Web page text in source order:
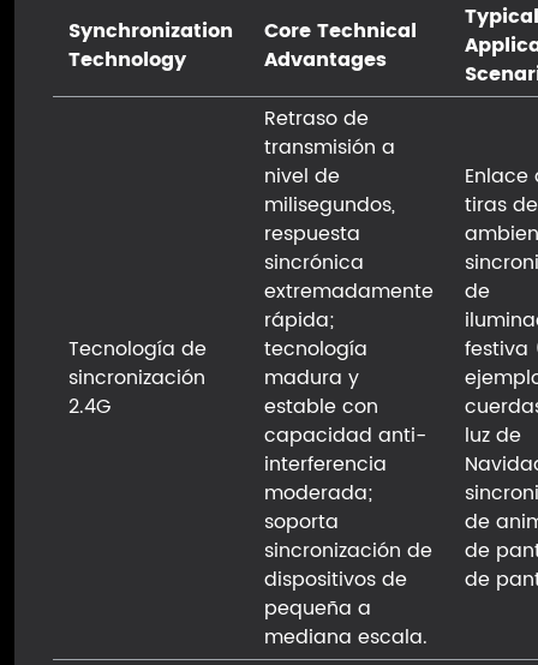
Synchronization
Technology
Core Technical
Advantages
Typical
Tecnología de
sincronización
2.4G
Retraso de
transmisión a
nivel de
milisegundos,
respuesta
sincrónica
extremadamente
rápida;
tecnología
madura y
estable con
capacidad anti-
interferencia
moderada;
soporta
sincronización de
dispositivos de
pequeña a
mediana escala.
Enlace
tiras
de
festiva
luz de
de
de
de